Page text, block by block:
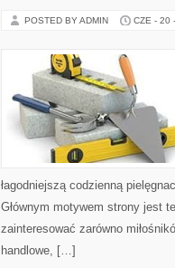
POSTED BY ADMIN CZE - 20
łagodniejszą codzienną
Głównym motywem strony jest
zainteresować zarówno
handlowe, […]